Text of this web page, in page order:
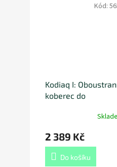
Kodiaq I:
koberec do
se základní
2 389 Kč
Do košíku
Kód: